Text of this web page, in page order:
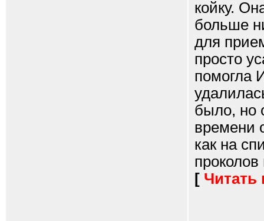
койку.
больше
для
просто
помогла
было, но
времени
как на
проколов
[ Читать